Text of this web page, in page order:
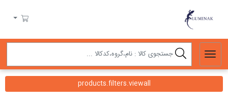
سبد خرید
products.filters.viewall